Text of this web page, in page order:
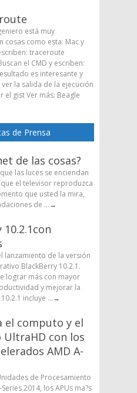
está muy
cosas como esta: Mac y
traceroute
el CMD y escriben:
es interesante y
la salida de la ejecución
gist Ver más: Beagle
de Prensa
de las cosas?
las luces se enciendan
el televisor reproduzca
que usted la mira,
de ...→
lanzamiento de la versión
BlackBerry 10.2.1.
lograr más con mayor
y mejorar la
incluye ...→
el computo y el
con los
AMD A-
de Procesamiento
2014, los APUs ma?s